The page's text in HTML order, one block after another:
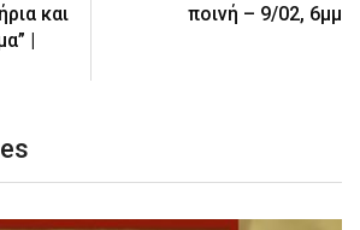
και
|
ποινή – 9/02, 6μμ